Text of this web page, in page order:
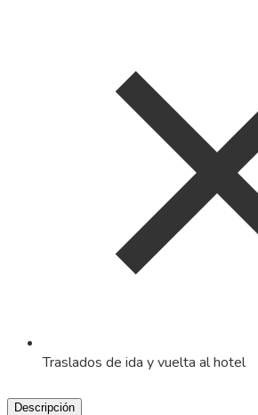
Traslados de ida y vuelta al hotel
Descripción